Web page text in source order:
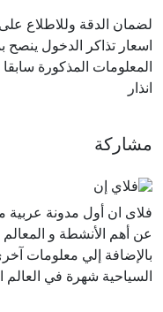
لضمان الدقة وللاطلاع
اسعار تذاكر الدخول ينصح
المعلومات المذكورة
انذار
مشاركة
فلاى ان أول مدونة
عن أهم الأنشطة و
بالإضافة إلي معلومات
السياحية شهرة في العالم